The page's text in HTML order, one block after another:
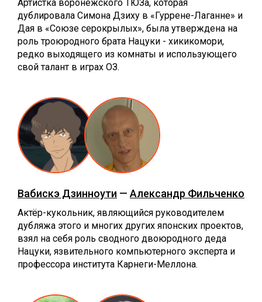
Артистка воронежского ТЮЗа, которая
дублировала Симона Дзиху в «Гуррене-Лаганне» и
Дая в «Союзе серокрылых», была утверждена на
роль троюродного брата Нацуки - хикикомори,
редко выходящего из комнаты и использующего
свой талант в играх ОЗ.
Вабискэ Дзинноути — Александр Фильченко
Актёр-кукольник, являющийся руководителем
дубляжа этого и многих других японских проектов,
взял на себя роль сводного двоюродного деда
Нацуки, язвительного компьютерного эксперта и
профессора института Карнеги-Меллона.